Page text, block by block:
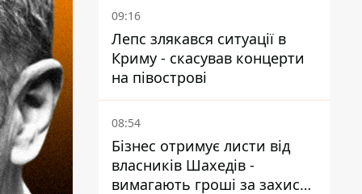
09:16
Лепс злякався ситуації в
Криму - скасував концерти
на півострові
08:54
Бізнес отримує листи від
власників Шахедів -
вимагають гроші за захист